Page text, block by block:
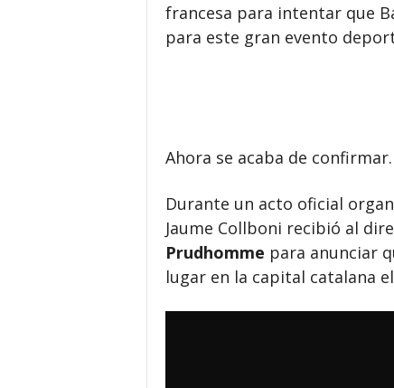
francesa para intentar que
para este gran evento
Ahora se acaba de confirmar.
Durante un acto oficial
Jaume Collboni recibió al
Prudhomme para anunciar
lugar en la capital catalana